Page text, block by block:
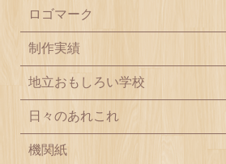
ロゴマーク
制作実績
地立おもしろい学校
日々のあれこれ
機関紙